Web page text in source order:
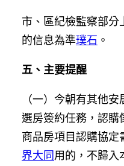
市、區紀檢監察部分
的信息為準璞石 。
五、主要提醒
（一）今朝有其他
選房簽約任務，認購
商品房項目認購協定
界大同用的，不歸入